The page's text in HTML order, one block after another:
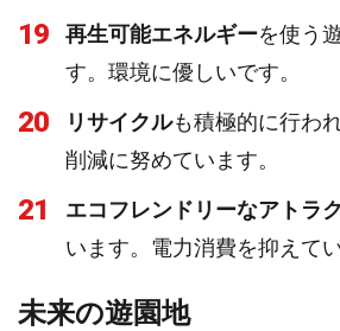
19 再生可能エネルギーを使う
す。環境に優しいです。
20 リサイクルも積極的に行わ
削減に努めています。
21 エコフレンドリーなアトラ
います。電力消費を抑えてい
未来の遊園地